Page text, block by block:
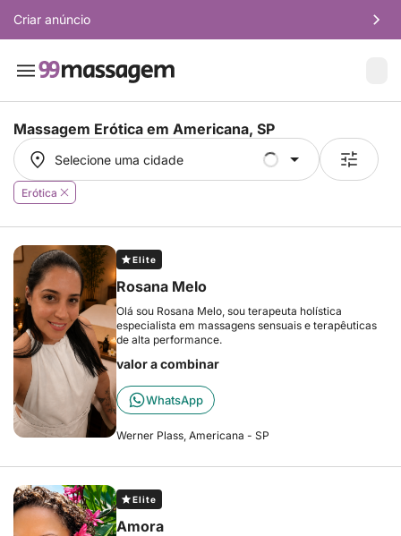
Criar anúncio
Massagem Erótica em Americana, SP
Selecione uma cidade
Selecione uma cidade
Erótica
Elite
Rosana Melo
Olá sou Rosana Melo, sou terapeuta holística
especialista em massagens sensuais e terapêuticas
de alta performance.
valor a combinar
WhatsApp
Werner Plass, Americana - SP
Elite
Amora